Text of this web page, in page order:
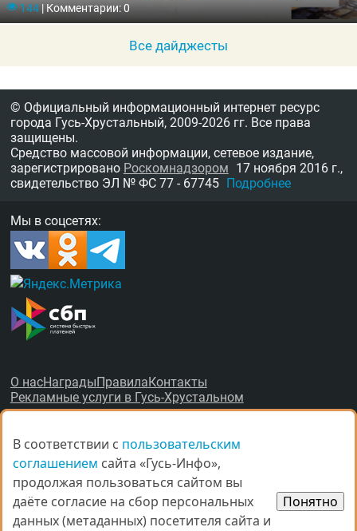
144|Комментарии: 0
Все дайджесты
© Официальный информационный интернет ресурс
города Гусь-Хрустальный, 2009-2026 гг. Все права
защищены.
Средство массовой информации, сетевое издание,
зарегистрировано Роскомнадзором 17 ноября 2016 г.,
свидетельство ЭЛ № ФС 77 - 67745 Подробнее
Мы в соцсетях:
О насНаградыПравилаКонтакты
Рекламные услуги в Гусь-Хрустальном
© Все права защищены.
При копировании материалов ссыл­ка наgus-info.ru
В соответствии с пользовательским
соглашением сайта «Гусь-Инфо»,
продолжая пользоваться сайтом вы
даёте согласие на сбор персональных
данных (метаданных) посетителя сайта и
Понятно
В соответствии с пользовательским
соглашением сайта «Гусь-Инфо»,
продолжая пользоваться сайтом вы
даёте согласие на сбор персональных
данных (метаданных) посетителя сайта и
Понятно